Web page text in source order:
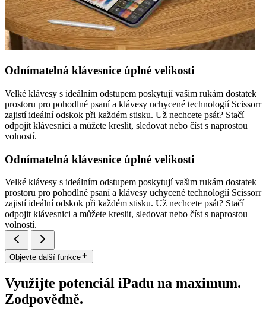
Odnímatelná klávesnice úplné velikosti
Velké klávesy s ideálním odstupem poskytují vašim rukám dostatek
prostoru pro pohodlné psaní a klávesy uchycené technologií Scissorr
zajistí ideální odskok při každém stisku. Už nechcete psát? Stačí
odpojit klávesnici a můžete kreslit, sledovat nebo číst s naprostou
volností.
Odnímatelná klávesnice úplné velikosti
Velké klávesy s ideálním odstupem poskytují vašim rukám dostatek
prostoru pro pohodlné psaní a klávesy uchycené technologií Scissorr
zajistí ideální odskok při každém stisku. Už nechcete psát? Stačí
odpojit klávesnici a můžete kreslit, sledovat nebo číst s naprostou
volností.
Objevte další funkce
Využijte potenciál iPadu na maximum.
Zodpovědně.